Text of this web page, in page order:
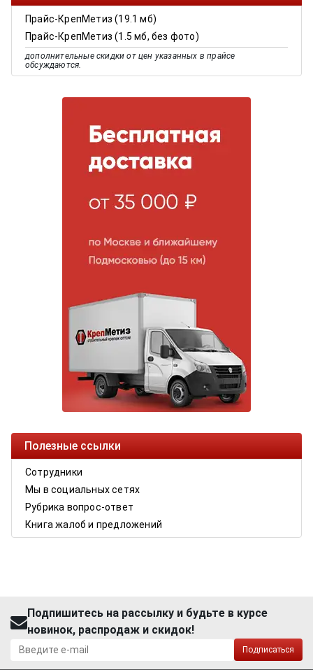
Прайс-КрепМетиз (19.1 мб)
Прайс-КрепМетиз (1.5 мб, без фото)
дополнительные скидки от цен указанных в прайсе
обсуждаются.
Полезные ссылки
Сотрудники
Мы в социальных сетях
Рубрика вопрос-ответ
Книга жалоб и предложений
Подпишитесь на рассылку и будьте в курсе
новинок, распродаж и скидок!
Подписаться